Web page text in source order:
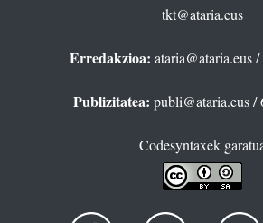
tkt@ataria.eus
Erredakzioa: ataria@ataria.eus/
Publizitatea: publi@ataria.eus/
Codesyntaxek